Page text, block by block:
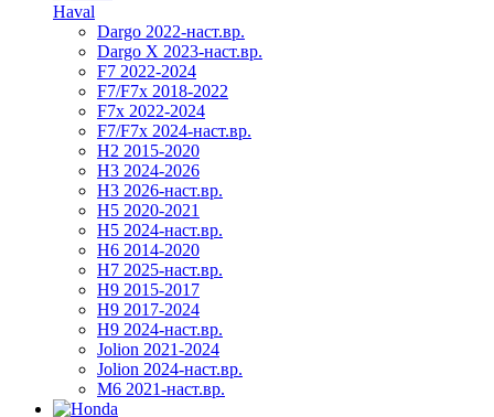
Haval
Dargo 2022-наст.вр.
Dargo X 2023-наст.вр.
F7 2022-2024
F7/F7x 2018-2022
F7x 2022-2024
F7/F7x 2024-наст.вр.
H2 2015-2020
H3 2024-2026
H3 2026-наст.вр.
H5 2020-2021
H5 2024-наст.вр.
H6 2014-2020
H7 2025-наст.вр.
H9 2015-2017
H9 2017-2024
H9 2024-наст.вр.
Jolion 2021-2024
Jolion 2024-наст.вр.
М6 2021-наст.вр.